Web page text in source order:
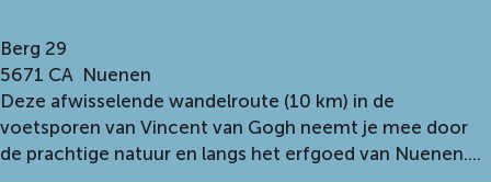
h
f
i
S
t
a
r
t
Berg 29
5671 CA Nuenen
Deze afwisselende wandelroute (10 km) in de
voetsporen van Vincent van Gogh neemt je mee door
de prachtige natuur en langs het erfgoed van Nuenen....